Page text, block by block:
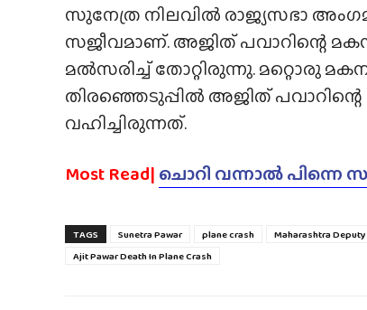
സുനേത്ര നിലവിൽ രാജ്യസഭാ
സജീവമാണ്. അജിത് പവാറിന്റെ
മൽസരിച്ച് തോറ്റിരുന്നു. മറ്റൊരു
തിരഞ്ഞെടുപ്പിൽ അജിത്
വഹിച്ചിരുന്നത്.
Most Read| ചൊറി വന്നാൽ പിന്നെ
TAGS Sunetra Pawar plane crash Maharashtra Deputy
Ajit Pawar Death In Plane Crash